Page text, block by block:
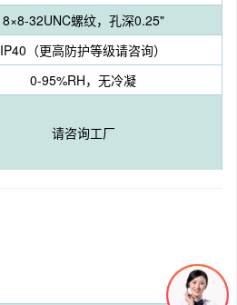
8×8-32UNC螺纹，孔深0.25"
IP40（更高防护等级请咨询）
0-95%RH，无冷凝
请咨询工厂